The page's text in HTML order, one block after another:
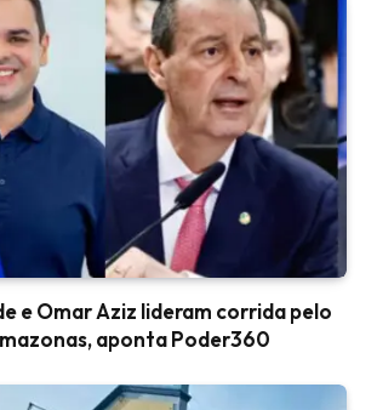
e Omar Aziz lideram corrida pelo
aponta Poder360